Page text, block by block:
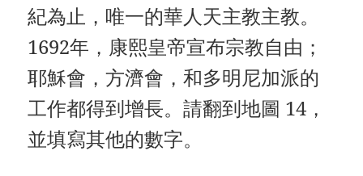
紀為止，唯一的華人天主教主教。
1692年，康熙皇帝宣布宗教自由；
耶穌會，方濟會，和多明尼加派的
工作都得到增長。請翻到地圖 14，
並填寫其他的數字。